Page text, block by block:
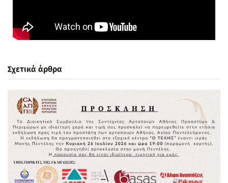
Σχετικά άρθρα